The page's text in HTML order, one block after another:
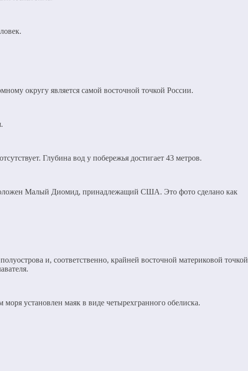
округу является самой восточной точкой России.
Глубина вод у побережья достигает 43 метров.
Малый Диомид, принадлежащий США. Это фото сделано как
и, соответственно, крайней восточной материковой точкой
установлен маяк в виде четырехгранного обелиска.